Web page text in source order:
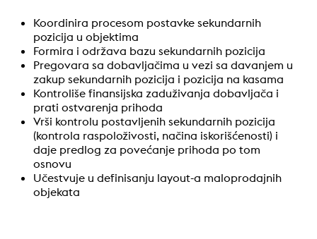
Koordinira procesom postavke sekundarnih
pozicija u objektima
Formira i održava bazu sekundarnih pozicija
Pregovara sa dobavljačima u vezi sa davanjem u
zakup sekundarnih pozicija i pozicija na kasama
Kontroliše finansijska zaduživanja dobavljača i
prati ostvarenja prihoda
Vrši kontrolu postavljenih sekundarnih pozicija
(kontrola raspoloživosti, načina iskorišćenosti) i
daje predlog za povećanje prihoda po tom
osnovu
Učestvuje u definisanju layout-a maloprodajnih
objekata